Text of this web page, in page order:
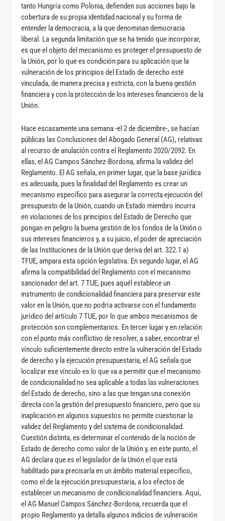
tanto Hungría como Polonia, defienden sus acciones bajo la
cobertura de su propia identidad nacional y su forma de
entender la democracia, a la que denominan democracia
liberal. La segunda limitación que se ha tenido que incorporar,
es que el objeto del mecanismo es proteger el presupuesto de
la Unión, por lo que es condición para su aplicación que la
vulneración de los principios del Estado de derecho esté
vinculada, de manera precisa y estricta, con la buena gestión
financiera y con la protección de los intereses financieros de la
Unión.
Hace escasamente una semana -el 2 de diciembre-, se hacían
públicas las Conclusiones del Abogado General (AG), relativas
al recurso de anulación contra el Reglamento 2020/2092. En
ellas, el AG Campos Sánchez-Bordona, afirma la validez del
Reglamento. El AG señala, en primer lugar, que la base jurídica
es adecuada, pues la finalidad del Reglamento es crear un
mecanismo específico para asegurar la correcta ejecución del
presupuesto de la Unión, cuando un Estado miembro incurra
en violaciones de los principios del Estado de Derecho que
pongan en peligro la buena gestión de los fondos de la Unión o
sus intereses financieros y, a su juicio, el poder de apreciación
de las Instituciones de la Unión que deriva del art. 322.1 a)
TFUE, ampara esta opción legislativa. En segundo lugar, el AG
afirma la compatibilidad del Reglamento con el mecanismo
sancionador del art. 7 TUE, pues aquél establece un
instrumento de condicionalidad financiera para preservar este
valor en la Unión, que no podría activarse con el fundamento
jurídico del artículo 7 TUE, por lo que ambos mecanismos de
protección son complementarios. En tercer lugar y en relación
con el punto más conflictivo de resolver, a saber, encontrar el
vínculo suficientemente directo entre la vulneración del Estado
de derecho y la ejecución presupuestaria, el AG señala que
localizar ese vínculo es lo que va a permitir que el mecanismo
de condicionalidad no sea aplicable a todas las vulneraciones
del Estado de derecho, sino a las que tengan una conexión
directa con la gestión del presupuesto financiero, pero que su
inaplicación en algunos supuestos no permite cuestionar la
validez del Reglamento y del sistema de condicionalidad.
Cuestión distinta, es determinar el contenido de la noción de
Estado de derecho como valor de la Unión y, en este punto, el
AG declara que es el legislador de la Unión el que está
habilitado para precisarla en un ámbito material específico,
como el de la ejecución presupuestaria, a los efectos de
establecer un mecanismo de condicionalidad financiera. Aquí,
el AG Manuel Campos Sánchez-Bordona, recuerda que el
propio Reglamento ya detalla algunos indicios de vulneración